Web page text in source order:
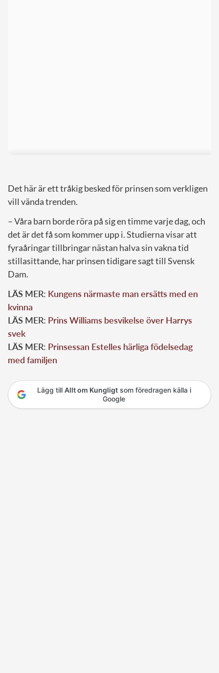
Det här är ett tråkig besked för prinsen som verkligen
vill vända trenden.
– Våra barn borde röra på sig en timme varje dag, och
det är det få som kommer upp i. Studierna visar att
fyraåringar tillbringar nästan halva sin vakna tid
stillasittande, har prinsen tidigare sagt till Svensk
Dam.
LÄS MER: Kungens närmaste man ersätts med en
kvinna
LÄS MER: Prins Williams besvikelse över Harrys
svek
LÄS MER: Prinsessan Estelles härliga födelsedag
med familjen
Lägg till Allt om Kungligtsom föredragen källa i
Google